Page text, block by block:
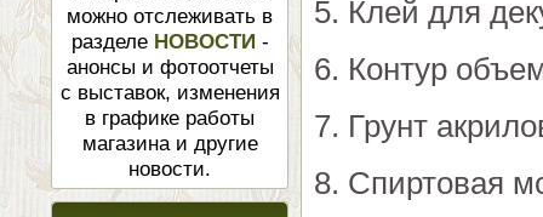
можно отслеживать в
разделе НОВОСТИ -
анонсы и фотоотчеты
с выставок, изменения
в графике работы
магазина и другие
новости.
5. Клей для
6. Контур
7. Грунт
8. Спиртовая